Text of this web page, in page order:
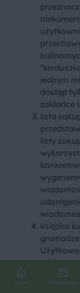
Home Gotuj zdrowo
jednym
dostęp
zakładce
lista
listy
książka
miejscu
foldery i
inne